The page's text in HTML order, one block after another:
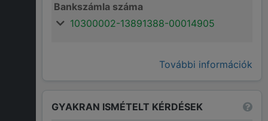
Bankszámla száma
10300002-13891388-00014905
További információk
GYAKRAN ISMÉTELT KÉRDÉSEK